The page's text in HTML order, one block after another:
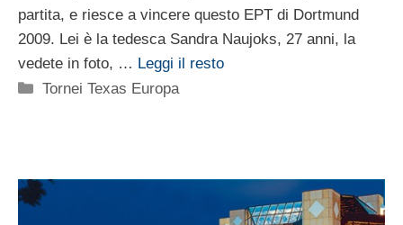
partita, e riesce a vincere questo EPT di Dortmund
2009. Lei è la tedesca Sandra Naujoks, 27 anni, la
vedete in foto, … Leggi il resto
Categorie
Tornei Texas Europa